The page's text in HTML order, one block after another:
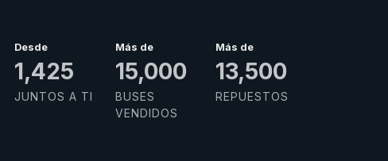
Desde
1,985
JUNTOS A TI
Más de
15,000
BUSES
VENDIDOS
Más de
13,500
REPUESTOS